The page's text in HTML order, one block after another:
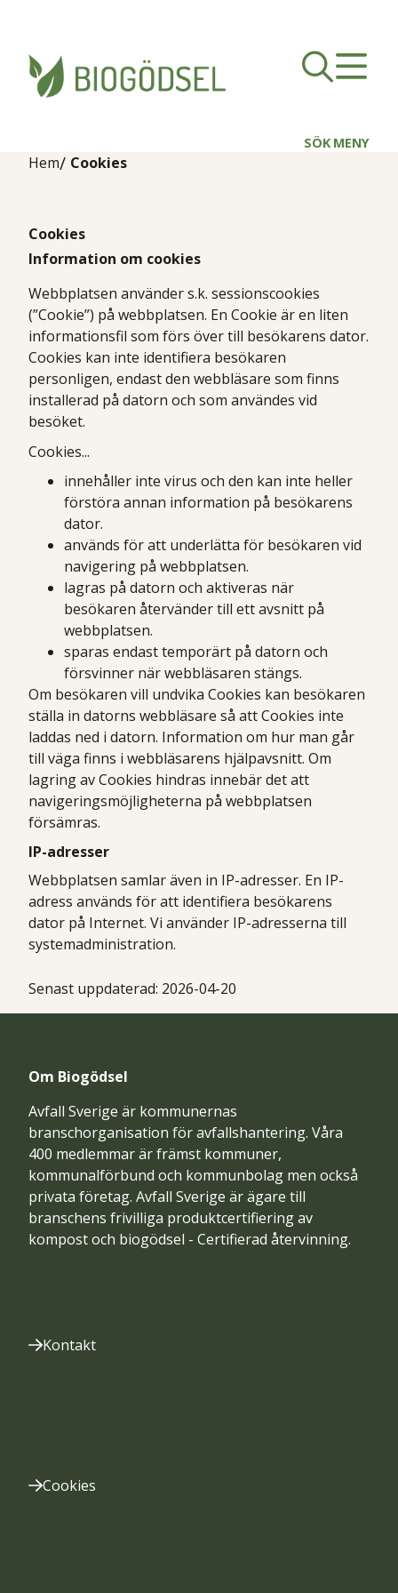
SÖK MENY
Hem Cookies
Cookies
Information om cookies
Webbplatsen använder s.k. sessionscookies
(”Cookie”) på webbplatsen. En Cookie är en liten
informationsfil som förs över till besökarens dator.
Cookies kan inte identifiera besökaren
personligen, endast den webbläsare som finns
installerad på datorn och som användes vid
besöket.
Cookies...
innehåller inte virus och den kan inte heller
förstöra annan information på besökarens
dator.
används för att underlätta för besökaren vid
navigering på webbplatsen.
lagras på datorn och aktiveras när
besökaren återvänder till ett avsnitt på
webbplatsen.
sparas endast temporärt på datorn och
försvinner när webbläsaren stängs.
Om besökaren vill undvika Cookies kan besökaren
ställa in datorns webbläsare så att Cookies inte
laddas ned i datorn. Information om hur man går
till väga finns i webbläsarens hjälpavsnitt. Om
lagring av Cookies hindras innebär det att
navigeringsmöjligheterna på webbplatsen
försämras.
IP-adresser
Webbplatsen samlar även in IP-adresser. En IP-
adress används för att identifiera besökarens
dator på Internet. Vi använder IP-adresserna till
systemadministration.
Senast uppdaterad: 2026-04-20
Om Biogödsel
Avfall Sverige är kommunernas
branschorganisation för avfallshantering. Våra
400 medlemmar är främst kommuner,
kommunalförbund och kommunbolag men också
privata företag. Avfall Sverige är ägare till
branschens frivilliga produktcertifiering av
kompost och biogödsel - Certifierad återvinning.
Kontakt
Cookies